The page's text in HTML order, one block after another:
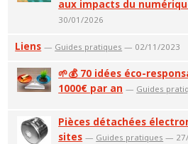
aux impacts du
30/01/2026
Liens — Guides pratiques — 02/11/2023
🌱💰 70 idées éco-
1000€ par an — Guides
Pièces détachées
sites — Guides pratiques —